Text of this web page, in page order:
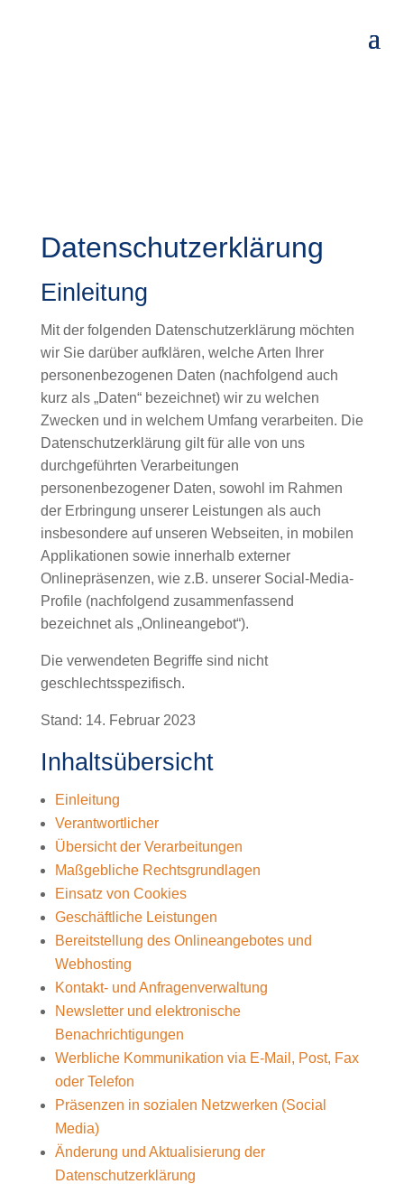
Datenschutzerklärung
Einleitung
Mit der folgenden Datenschutzerklärung möchten
wir Sie darüber aufklären, welche Arten Ihrer
personenbezogenen Daten (nachfolgend auch
kurz als „Daten“ bezeichnet) wir zu welchen
Zwecken und in welchem Umfang verarbeiten. Die
Datenschutzerklärung gilt für alle von uns
durchgeführten Verarbeitungen
personenbezogener Daten, sowohl im Rahmen
der Erbringung unserer Leistungen als auch
insbesondere auf unseren Webseiten, in mobilen
Applikationen sowie innerhalb externer
Onlinepräsenzen, wie z.B. unserer Social-Media-
Profile (nachfolgend zusammenfassend
bezeichnet als „Onlineangebot“).
Die verwendeten Begriffe sind nicht
geschlechtsspezifisch.
Stand: 14. Februar 2023
Inhaltsübersicht
Einleitung
Verantwortlicher
Übersicht der Verarbeitungen
Maßgebliche Rechtsgrundlagen
Einsatz von Cookies
Geschäftliche Leistungen
Bereitstellung des Onlineangebotes und
Webhosting
Kontakt- und Anfragenverwaltung
Newsletter und elektronische
Benachrichtigungen
Werbliche Kommunikation via E-Mail, Post, Fax
oder Telefon
Präsenzen in sozialen Netzwerken (Social
Media)
Änderung und Aktualisierung der
Datenschutzerklärung